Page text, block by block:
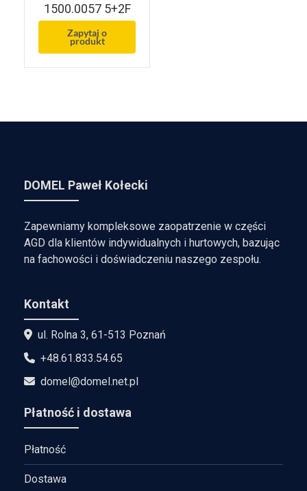
1500.0057 5+2F
Zapytaj o
produkt
DOMEL Paweł Kołecki
Zapewniamy kompleksowe zaopatrzenie w części
AGD dla klientów indywidualnych i hurtowych, bazując
na fachowości i doświadczeniu naszego zespołu.
Kontakt
ul. Rolna 3, 61-513 Poznań
+48.61.833.54.65
domel@domel.net.pl
Płatność i dostawa
Płatność
Dostawa